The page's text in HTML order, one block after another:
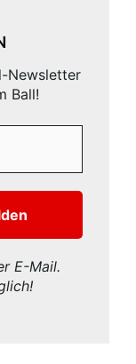
Newsletter
Ball!
E-Mail.